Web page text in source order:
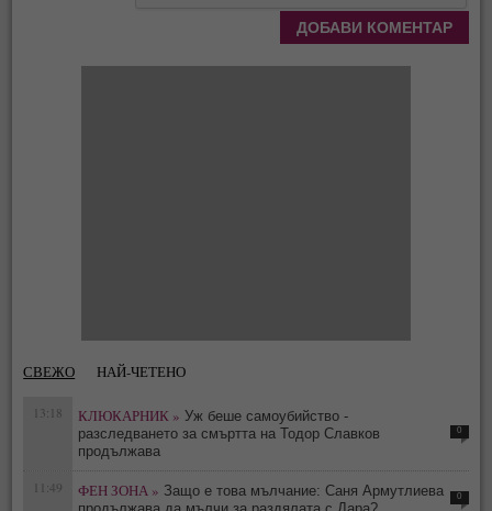
СВЕЖО НАЙ-ЧЕТЕНО
13:18 КЛЮКАРНИК » Уж беше самоубийство -
разследването за смъртта на Тодор Славков
продължава
0
11:49 ФЕН ЗОНА » Защо е това мълчание: Саня Армутлиева
0